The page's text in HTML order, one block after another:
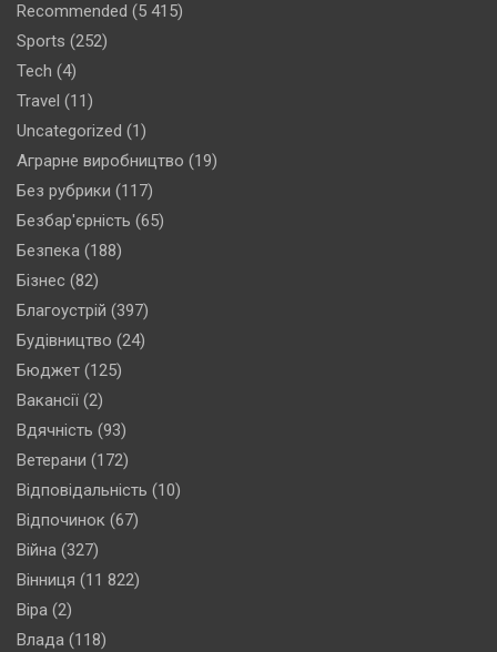
Recommended (5 415)
Sports (252)
Tech (4)
Travel (11)
Uncategorized (1)
Аграрне виробництво (19)
Без рубрики (117)
Безбар'єрність (65)
Безпека (188)
Бізнес (82)
Благоустрій (397)
Будівництво (24)
Бюджет (125)
Вакансії (2)
Вдячність (93)
Ветерани (172)
Відповідальність (10)
Відпочинок (67)
Війна (327)
Вінниця (11 822)
Віра (2)
Влада (118)